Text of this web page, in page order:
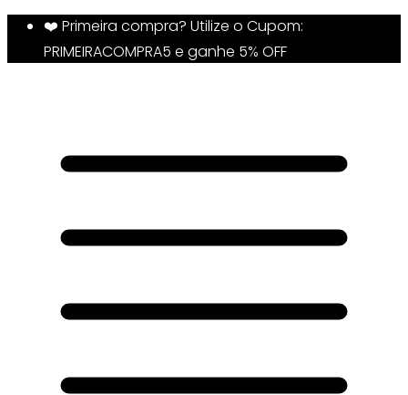
❤️ Primeira compra? Utilize o Cupom:
PRIMEIRACOMPRA5 e ganhe 5% OFF